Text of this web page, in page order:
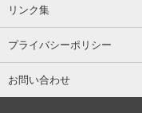
リンク集
プライバシーポリシー
お問い合わせ